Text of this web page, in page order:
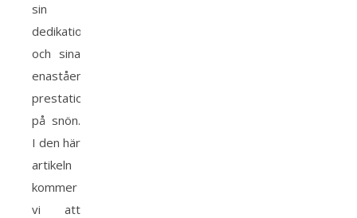
sin
dedikation
och sina
enastående
prestationer
på snön.
I den här
artikeln
kommer
vi att